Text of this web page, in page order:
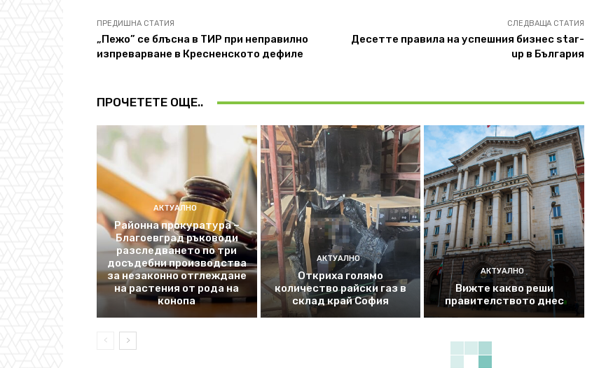
ПРЕДИШНА СТАТИЯ
„Пежо” се блъсна в ТИР при неправилно
изпреварване в Кресненското дефиле
СЛЕДВАЩА СТАТИЯ
Десетте правила на успешния бизнес star-
up в България
ПРОЧЕТЕТЕ ОЩЕ..
АКТУАЛНО
Районна прокуратура –
Благоевград ръководи
разследването по три
досъдебни производства
за незаконно отглеждане
на растения от рода на
конопа
АКТУАЛНО
Откриха голямо
количество райски газ в
склад край София
АКТУАЛНО
Вижте какво реши
правителството днес